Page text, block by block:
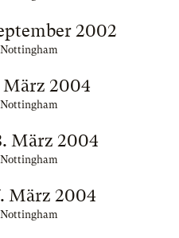
2002
März 2004
März 2004
März 2004